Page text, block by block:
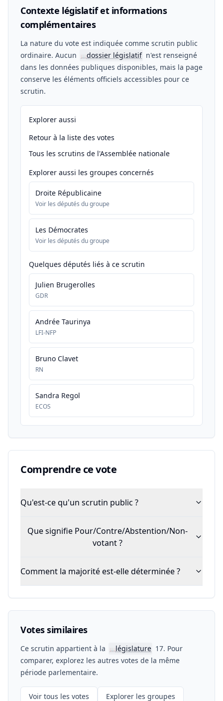
Contexte législatif et informations
complémentaires
La nature du vote est indiquée comme scrutin public
ordinaire. Aucun
📖dossier législatif n'est renseigné
dans les données publiques disponibles, mais la page
conserve les éléments officiels accessibles pour ce
scrutin.
Explorer aussi
Retour à la liste des votes
Tous les scrutins de l'Assemblée nationale
Explorer aussi les groupes concernés
Droite Républicaine
Voir les députés du groupe
Les Démocrates
Voir les députés du groupe
Quelques députés liés à ce scrutin
Julien Brugerolles
GDR
Andrée Taurinya
LFI-NFP
Bruno Clavet
RN
Sandra Regol
ECOS
Comprendre ce vote
Qu'est-ce qu'un scrutin public ?
Que signifie Pour/Contre/Abstention/Non-
votant ?
Comment la majorité est-elle déterminée ?
Votes similaires
Ce scrutin appartient à la 📖législature 17. Pour
comparer, explorez les autres votes de la même
période parlementaire.
Voir tous les votes Explorer les groupes